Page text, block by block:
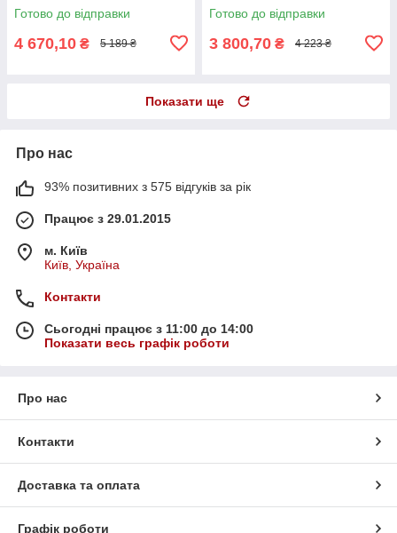
Готово до відправки
4 670,10 ₴ 5 189 ₴
Готово до відправки
3 800,70 ₴ 4 223 ₴
Показати ще
Про нас
93% позитивних з 575 відгуків за рік
Працює з 29.01.2015
м. Київ
Київ, Україна
Контакти
Сьогодні працює з 11:00 до 14:00
Показати весь графік роботи
Про нас
Контакти
Доставка та оплата
Графік роботи